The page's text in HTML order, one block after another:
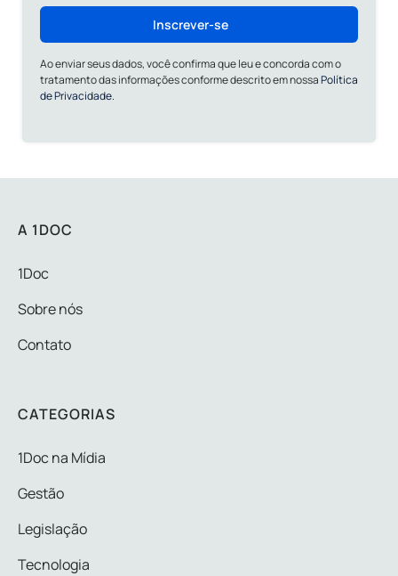
Inscrever-se
Ao enviar seus dados, você confirma que leu e concorda com o
tratamento das informações conforme descrito em nossaPolítica
de Privacidade.
A 1DOC
1Doc
Sobre nós
Contato
CATEGORIAS
1Doc na Mídia
Gestão
Legislação
Tecnologia